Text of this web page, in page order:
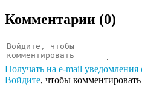
Комментарии (0)
Получать на e‑mail
Войдите, чтобы